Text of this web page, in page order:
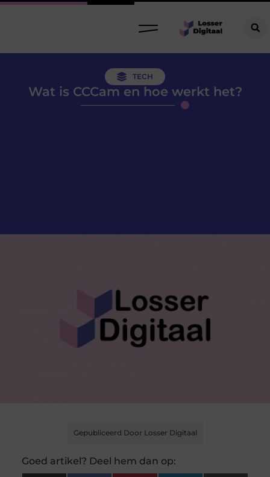
TECH
Wat is CCCam en hoe werkt het?
Gepubliceerd Door Losser Digitaal
Goed artikel? Deel hem dan op: